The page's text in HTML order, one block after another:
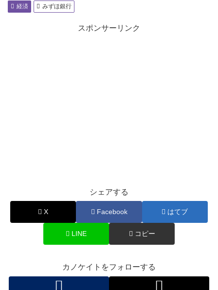
経済 みずほ銀行
スポンサーリンク
シェアする
X Facebook はてブ
LINE コピー
カノケイトをフォローする